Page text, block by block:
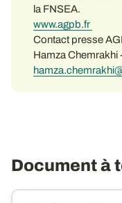
la FNSEA.
www.agpb.fr
Contact presse
Hamza Chemrakhi
Document à